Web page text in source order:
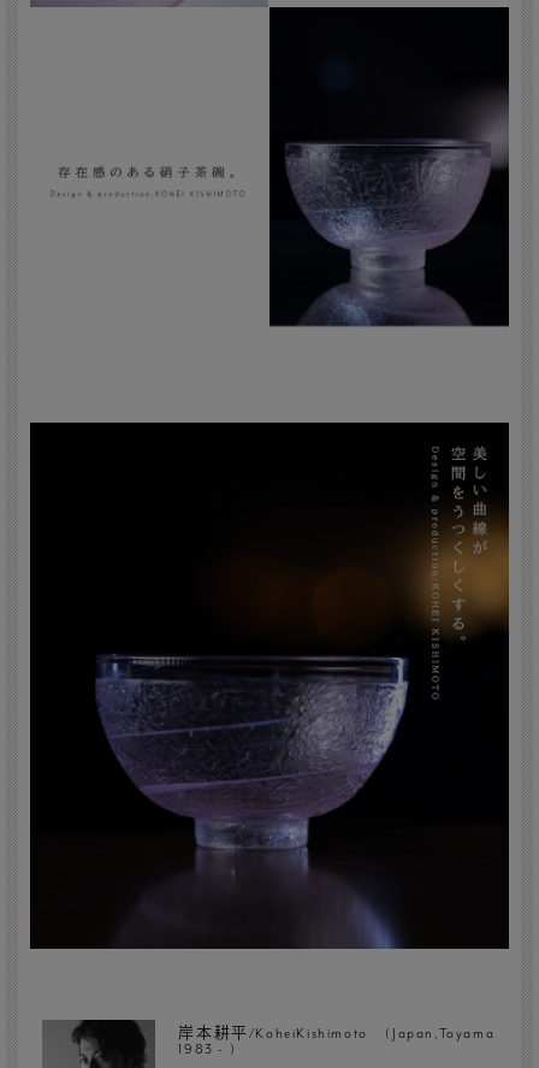
岸本耕平/KoheiKishimoto (Japan,Toyama
1983 - )